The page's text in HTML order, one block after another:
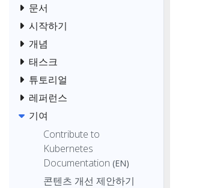
문서
시작하기
개념
태스크
튜토리얼
레퍼런스
기여
Contribute to
Kubernetes
Documentation (EN)
콘텐츠 개선 제안하기